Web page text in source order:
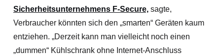
Sicherheitsunternehmens F-Secure,sagte,
Verbraucher könnten sich den „smarten“ Geräten kaum
entziehen. „Derzeit kann man vielleicht noch einen
„dummen“ Kühlschrank ohne Internet-Anschluss